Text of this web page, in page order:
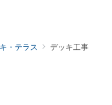
・テラス デッキ工事